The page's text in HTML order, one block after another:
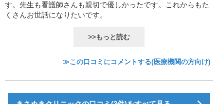
す。先生も看護師さんも親切で優しかったです。これからもた
くさんお世話になりたいです。
>>もっと読む
≫この口コミにコメントする(医療機関の方向け)